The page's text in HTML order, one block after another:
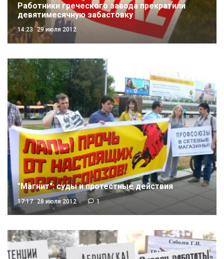
Работники греческого завода прекратили
девятимесячную забастовку
14:23 29 июля 2012
"Магнит": суды и протестные действия
17:17 28 июля 2012 1